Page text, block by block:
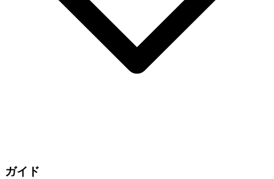
ガイド